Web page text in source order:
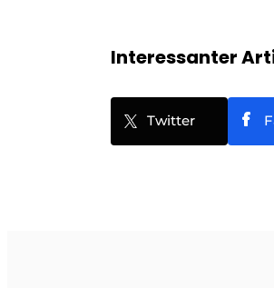
Interessanter
Twitter